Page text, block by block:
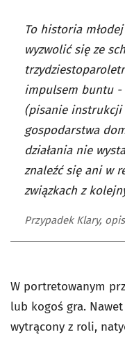
To historia
wyzwolić się ze
impulsem buntu -
(pisanie instrukcji
gospodarstwa
działania nie
znaleźć się ani w
związkach z
Przypadek Klary,
W portretowanym
lub kogoś gra.
wytrącony z roli,